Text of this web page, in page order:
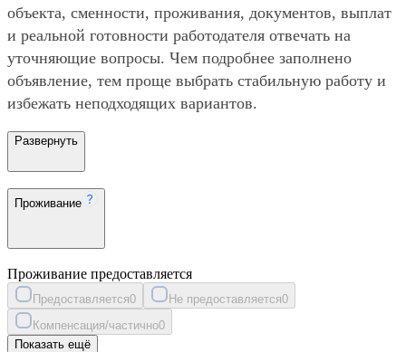
объекта, сменности, проживания, документов, выплат
и реальной готовности работодателя отвечать на
уточняющие вопросы. Чем подробнее заполнено
объявление, тем проще выбрать стабильную работу и
избежать неподходящих вариантов.
Развернуть
Проживание
Проживание предоставляется
Предоставляется0 Не предоставляется0
Компенсация/частично0
Показать ещё